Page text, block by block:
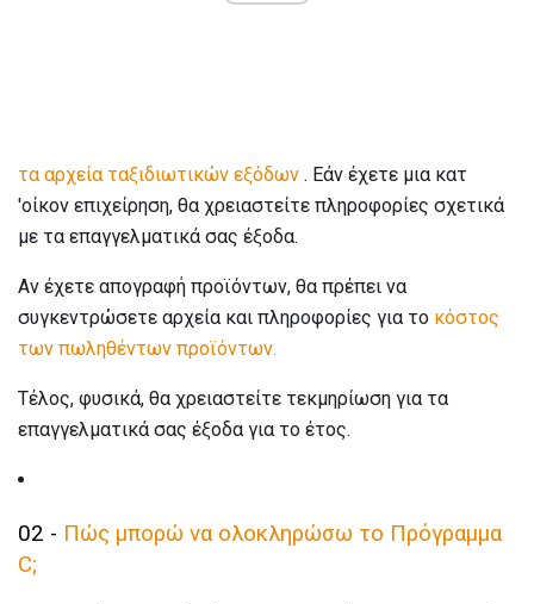
τα αρχεία ταξιδιωτικών εξόδων . Εάν έχετε μια κατ
'οίκον επιχείρηση, θα χρειαστείτε πληροφορίες σχετικά
με τα επαγγελματικά σας έξοδα.
Αν έχετε απογραφή προϊόντων, θα πρέπει να
συγκεντρώσετε αρχεία και πληροφορίες για το κόστος
των πωληθέντων προϊόντων.
Τέλος, φυσικά, θα χρειαστείτε τεκμηρίωση για τα
επαγγελματικά σας έξοδα για το έτος.
02 - Πώς μπορώ να ολοκληρώσω το Πρόγραμμα
C;